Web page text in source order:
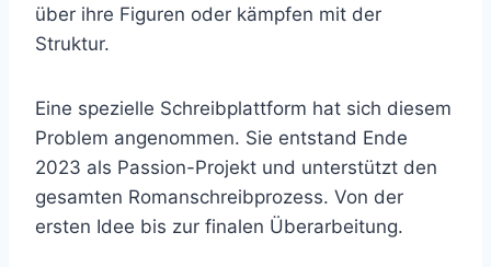
über ihre Figuren oder kämpfen mit der
Struktur.
Eine spezielle Schreibplattform hat sich diesem
Problem angenommen. Sie entstand Ende
2023 als Passion-Projekt und unterstützt den
gesamten Romanschreibprozess. Von der
ersten Idee bis zur finalen Überarbeitung.